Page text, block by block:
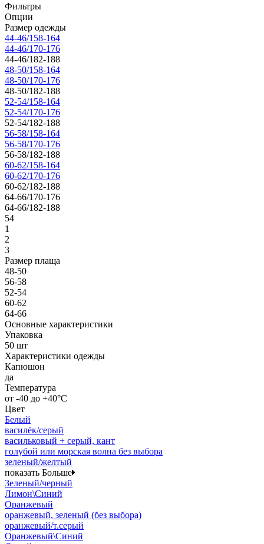
Фильтры
Опции
Размер одежды
44-46/158-164
44-46/170-176
44-46/182-188
48-50/158-164
48-50/170-176
48-50/182-188
52-54/158-164
52-54/170-176
52-54/182-188
56-58/158-164
56-58/170-176
56-58/182-188
60-62/158-164
60-62/170-176
60-62/182-188
64-66/170-176
64-66/182-188
54
1
2
3
Размер плаща
48-50
56-58
52-54
60-62
64-66
Основные характеристики
Упаковка
50 шт
Характеристики одежды
Капюшон
да
Температура
от -40 до +40°C
Цвет
Белый
василёк/серый
васильковый + серый, кант
голубой или морская волна без выбора
зеленый/желтый
показать Больше
Зеленый/черный
Лимон\Синий
Оранжевый
оранжевый, зеленый (без выбора)
оранжевый/т.серый
Оранжевый\Синий